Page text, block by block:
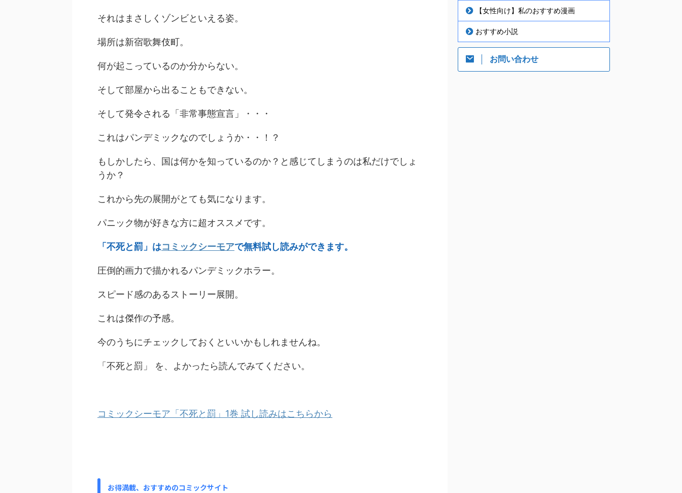
それはまさしくゾンビといえる姿。
場所は新宿歌舞伎町。
何が起こっているのか分からない。
そして部屋から出ることもできない。
そして発令される「非常事態宣言」・・・
これはパンデミックなのでしょうか・・！？
もしかしたら、国は何かを知っているのか？と感じてしまうのは私だけでしょ
うか？
これから先の展開がとても気になります。
パニック物が好きな方に超オススメです。
「不死と罰」はコミックシーモアで無料試し読みができます。
圧倒的画力で描かれるパンデミックホラー。
スピード感のあるストーリー展開。
これは傑作の予感。
今のうちにチェックしておくといいかもしれませんね。
「不死と罰」 を、よかったら読んでみてください。
コミックシーモア「不死と罰」1巻 試し読みはこちらから
お得満載、おすすめのコミックサイト
【女性向け】私のおすすめ漫画
おすすめ小説
お問い合わせ